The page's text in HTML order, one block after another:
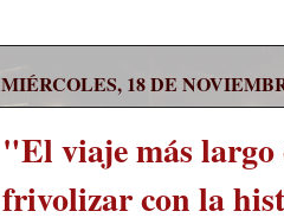
MIÉRCOLES, 18 DE
"El viaje más
frivolizar con la